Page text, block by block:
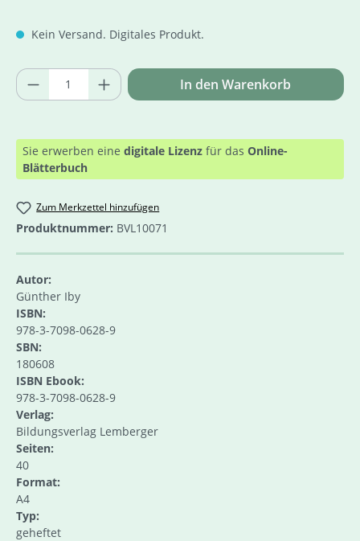
Kein Versand. Digitales Produkt.
Produkt Anzahl: Gib den gewünschten
In den Warenkorb
Sie erwerben eine digitale Lizenz für das Online-
Blätterbuch
Zum Merkzettel hinzufügen
Produktnummer: BVL10071
Autor:
Günther Iby
ISBN:
978-3-7098-0628-9
SBN:
180608
ISBN Ebook:
978-3-7098-0628-9
Verlag:
Bildungsverlag Lemberger
Seiten:
40
Format:
A4
Typ:
geheftet